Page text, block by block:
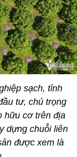
sạch, tỉnh
tư, chú trọng
hữu cơ trên địa
dựng chuỗi liên
được xem là